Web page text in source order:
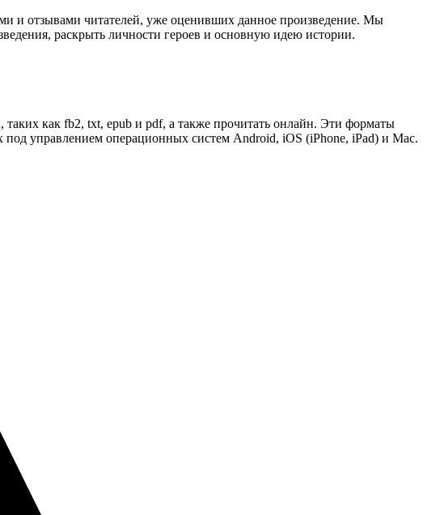
и отзывами читателей, уже оценивших данное произведение. Мы
раскрыть личности героев и основную идею истории.
таких как fb2, txt, epub и pdf, а также прочитать онлайн. Эти форматы
управлением операционных систем Android, iOS (iPhone, iPad) и Mac.